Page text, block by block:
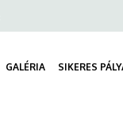
GALÉRIA
SIKERES